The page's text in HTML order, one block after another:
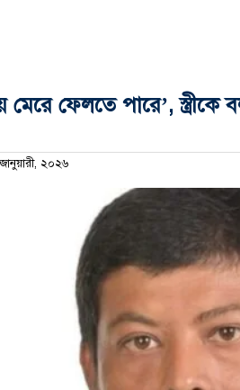
ফেলতে পারে’, স্ত্রীকে
২০২৬